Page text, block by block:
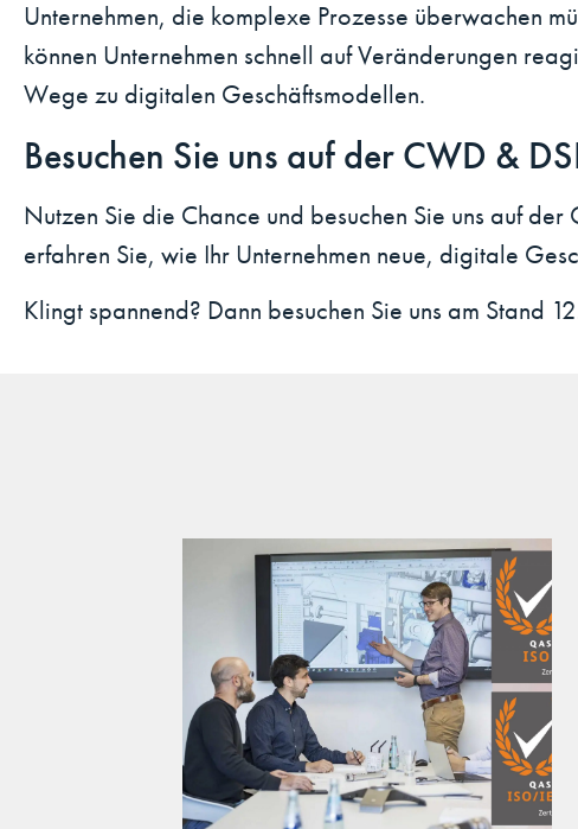
Unternehmen, die komplexe Prozesse überwachen
können Unternehmen schnell auf Veränderungen
Wege zu digitalen Geschäftsmodellen.
Besuchen Sie uns auf der CWD &
Nutzen Sie die Chance und besuchen Sie uns auf
erfahren Sie, wie Ihr Unternehmen neue, digitale
Klingt spannend? Dann besuchen Sie uns am Stand